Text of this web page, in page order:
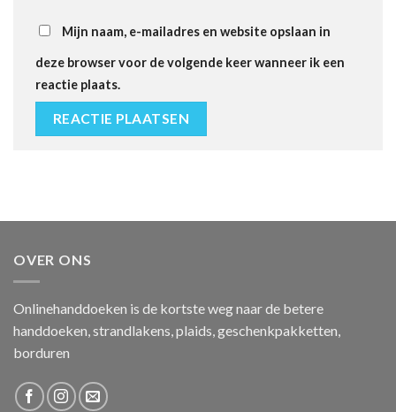
Mijn naam, e-mailadres en website opslaan in
deze browser voor de volgende keer wanneer ik een
reactie plaats.
OVER ONS
Onlinehanddoeken is de kortste weg naar de betere
handdoeken, strandlakens, plaids, geschenkpakketten,
borduren